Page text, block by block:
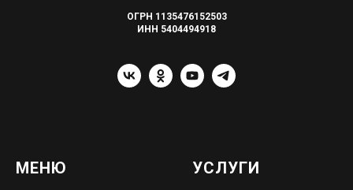
ОГРН 1135476152503
ИНН 5404494918
МЕНЮ УСЛУГИ